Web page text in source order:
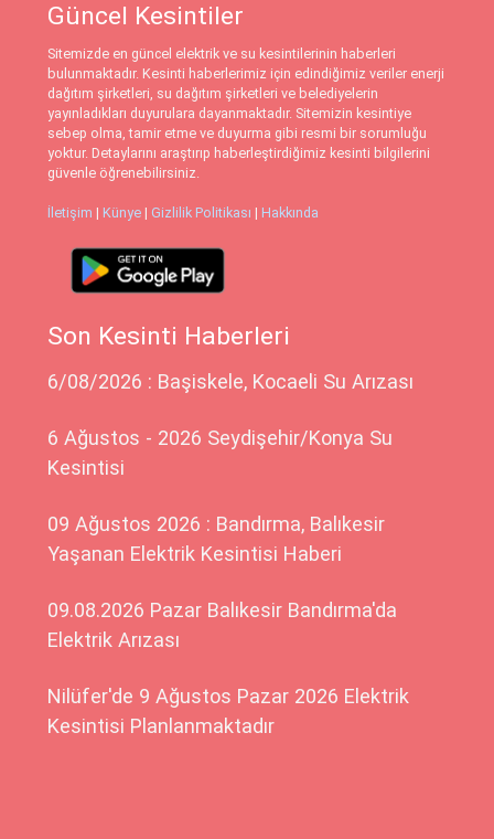
Güncel Kesintiler
Sitemizde en güncel elektrik ve su kesintilerinin haberleri
bulunmaktadır. Kesinti haberlerimiz için edindiğimiz veriler enerji
dağıtım şirketleri, su dağıtım şirketleri ve belediyelerin
yayınladıkları duyurulara dayanmaktadır. Sitemizin kesintiye
sebep olma, tamir etme ve duyurma gibi resmi bir sorumluğu
yoktur. Detaylarını araştırıp haberleştirdiğimiz kesinti bilgilerini
güvenle öğrenebilirsiniz.
İletişim | Künye | Gizlilik Politikası | Hakkında
Son Kesinti Haberleri
6/08/2026 : Başiskele, Kocaeli Su Arızası
6 Ağustos - 2026 Seydişehir/Konya Su
Kesintisi
09 Ağustos 2026 : Bandırma, Balıkesir
Yaşanan Elektrik Kesintisi Haberi
09.08.2026 Pazar Balıkesir Bandırma'da
Elektrik Arızası
Nilüfer'de 9 Ağustos Pazar 2026 Elektrik
Kesintisi Planlanmaktadır